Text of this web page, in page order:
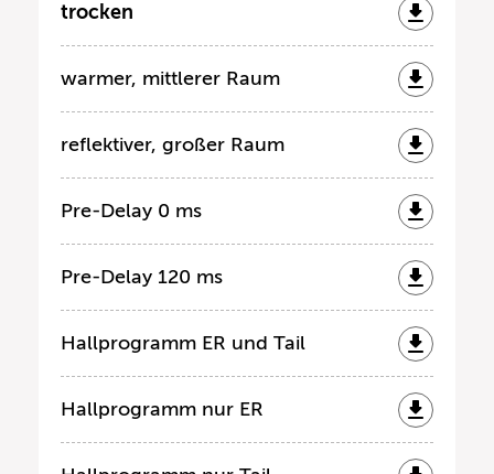
trocken
warmer, mittlerer Raum
reflektiver, großer Raum
Pre-Delay 0 ms
Pre-Delay 120 ms
Hallprogramm ER und Tail
Hallprogramm nur ER